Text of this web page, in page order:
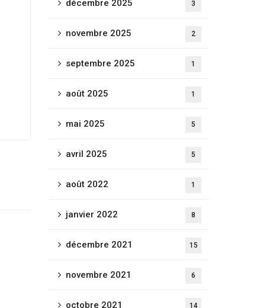
décembre 2025 3
novembre 2025 2
septembre 2025 1
août 2025 1
mai 2025 5
avril 2025 5
août 2022 1
janvier 2022 8
décembre 2021 15
novembre 2021 6
octobre 2021 14